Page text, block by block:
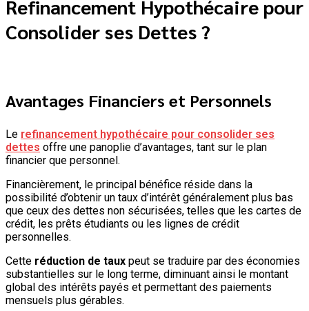
Refinancement Hypothécaire pour
Consolider ses Dettes ?
Avantages Financiers et Personnels
Le refinancement hypothécaire pour consolider ses
dettes offre une panoplie d’avantages, tant sur le plan
financier que personnel.
Financièrement, le principal bénéfice réside dans la
possibilité d’obtenir un taux d’intérêt généralement plus bas
que ceux des dettes non sécurisées, telles que les cartes de
crédit, les prêts étudiants ou les lignes de crédit
personnelles.
Cette réduction de taux peut se traduire par des économies
substantielles sur le long terme, diminuant ainsi le montant
global des intérêts payés et permettant des paiements
mensuels plus gérables.